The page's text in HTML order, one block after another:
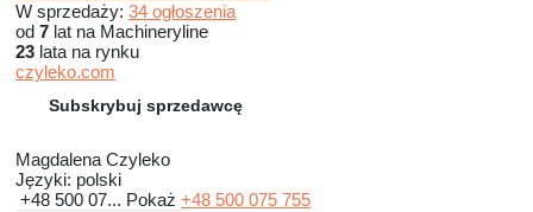
W sprzedaży: 34 ogłoszenia
od 7 lat na Machineryline
23 lata na rynku
czyleko.com
Subskrybuj sprzedawcę
Magdalena Czyleko
Języki: polski
+48 500 07... Pokaż +48 500 075 755